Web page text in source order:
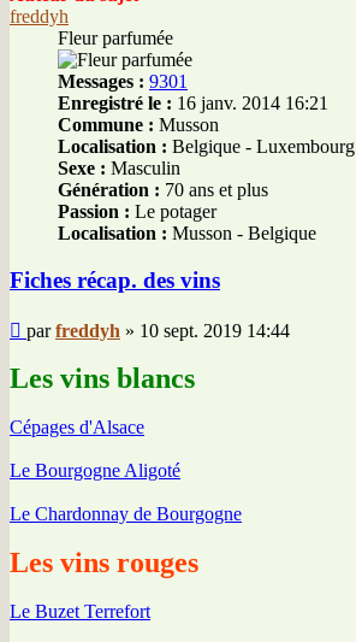
freddyh
Fleur parfumée
Messages : 9301
Enregistré le : 16 janv. 2014 16:21
Commune : Musson
Localisation : Belgique - Luxembourg
Sexe : Masculin
Génération : 70 ans et plus
Passion : Le potager
Localisation : Musson - Belgique
Fiches récap. des vins
Message
parfreddyh » 10 sept. 2019 14:44
Les vins blancs
Cépages d'Alsace
Le Bourgogne Aligoté
Le Chardonnay de Bourgogne
Les vins rouges
Le Buzet Terrefort